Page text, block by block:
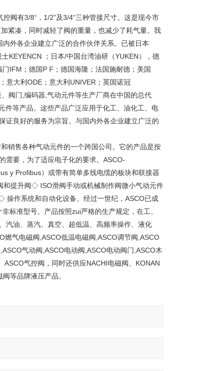
阀有3/8“，1/2”及3/4“三种管接尺寸。这是现今市
紧凑，同时减轻了阀的重量，也减少了耗气量。我
外各企业建立广泛的合作伙伴关系。已被日本
KEYENCN ；日本/中国台湾油研（YUKEN），德
IFM；德国P F；德国海隆；法国施耐德；美国
意大利ODE；意大利UNIVER；英国诺冠
阀门,编码器,气动元件等生产厂商在中国的总代
件等产品。这些产品广泛应用于化工、油化工、电
证良好的服务为宗旨。与国内外各企业建立广泛的
和销售各种气动元件的一个跨国公司。它的产品是按
需要，为了适应电子化的要求。ASCO-
y Profibus）或带有简单多线电缆的板块和联接器
提升阀◇ ISO滑阀手动或机械制作阀微小气动元件
作系统和自动化设备。经过一世纪，ASCO已成
标准型号。产品按照zui严格的生产规定，在工、
汽油、蒸汽、真空、超低温、高频率操作、液化
气电磁阀,ASCO低温电磁阀,ASCO调节阀,ASCO
气动阀,ASCO电动阀,ASCO电动阀门,ASCO木
气控阀，同时还供应NACHI电磁阀、KONAN
等品牌液压产品。